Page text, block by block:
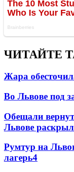
ЧИТАЙТЕ
Жара
Во Львове под
Обещали
Львове
Румтур на
лагерь4